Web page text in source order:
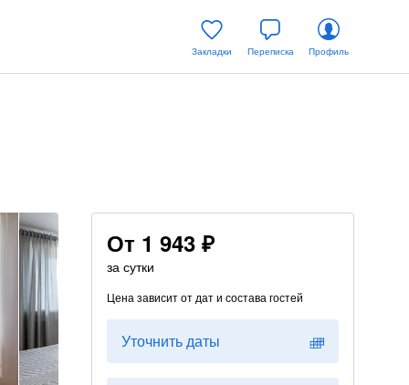
Закладки Переписка Профиль
От 1 943 ₽
за сутки
Цена зависит от дат и состава гостей
Уточнить даты